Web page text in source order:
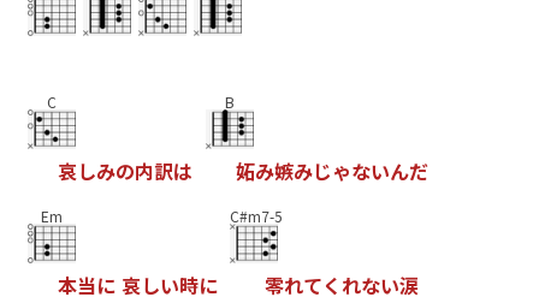
C
哀しみの内訳は
B
妬み嫉みじゃないんだ
Em
本当に 哀しい時に
C#m7-5
零れてく れない涙